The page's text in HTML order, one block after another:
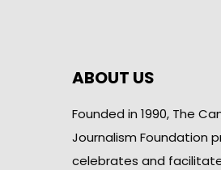
ABOUT US
Founded in 1990, The
Journalism Foundation
celebrates and